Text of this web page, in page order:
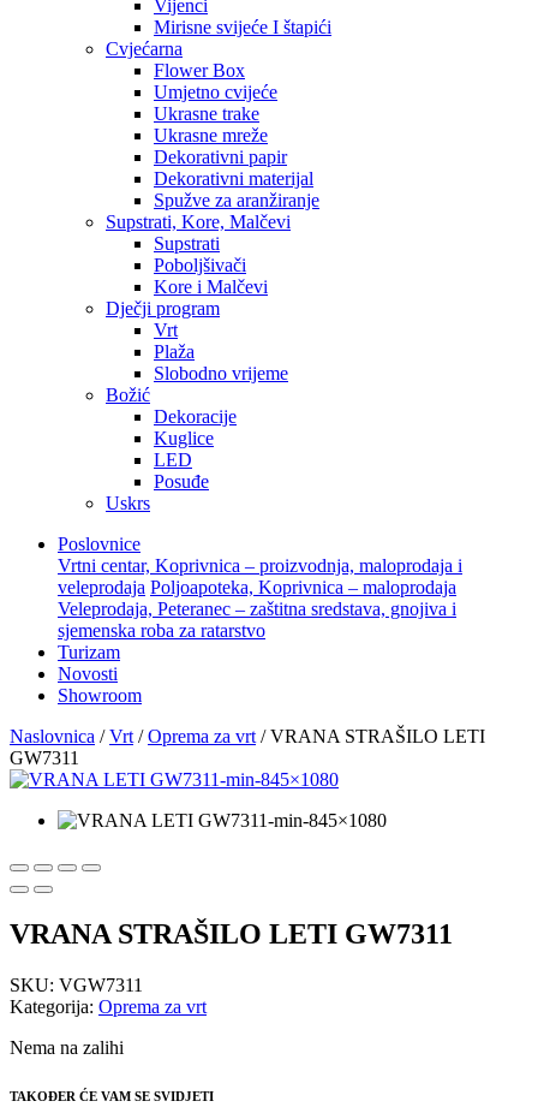
Vijenci
Mirisne svijeće I štapići
Cvjećarna
Flower Box
Umjetno cvijeće
Ukrasne trake
Ukrasne mreže
Dekorativni papir
Dekorativni materijal
Spužve za aranžiranje
Supstrati, Kore, Malčevi
Supstrati
Poboljšivači
Kore i Malčevi
Dječji program
Vrt
Plaža
Slobodno vrijeme
Božić
Dekoracije
Kuglice
LED
Posuđe
Uskrs
Poslovnice
Vrtni centar, Koprivnica – proizvodnja, maloprodaja i
veleprodaja Poljoapoteka, Koprivnica – maloprodaja
Veleprodaja, Peteranec – zaštitna sredstava, gnojiva i
sjemenska roba za ratarstvo
Turizam
Novosti
Showroom
Naslovnica /Vrt /Oprema za vrt / VRANA STRAŠILO LETI
GW7311
VRANA STRAŠILO LETI GW7311
SKU: VGW7311
Kategorija: Oprema za vrt
Nema na zalihi
TAKOĐER ĆE VAM SE SVIDJETI